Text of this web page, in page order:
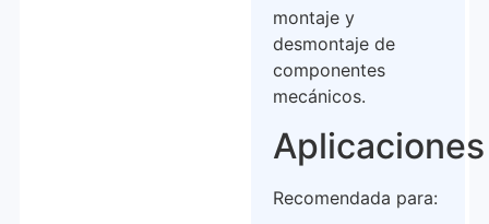
montaje y
desmontaje de
componentes
mecánicos.
Aplicaciones
Recomendada para: